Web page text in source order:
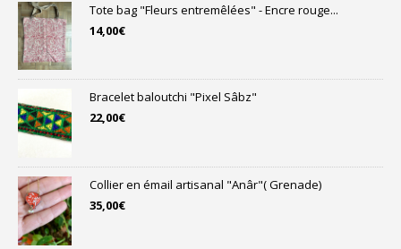
Tote bag "Fleurs entremêlées" - Encre rouge...
14,00€
Bracelet baloutchi "Pixel Sâbz"
22,00€
Collier en émail artisanal "Anâr"( Grenade)
35,00€